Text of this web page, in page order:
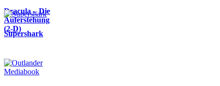
Dracula – Die
Auferstehung
(2-D)
Supershark